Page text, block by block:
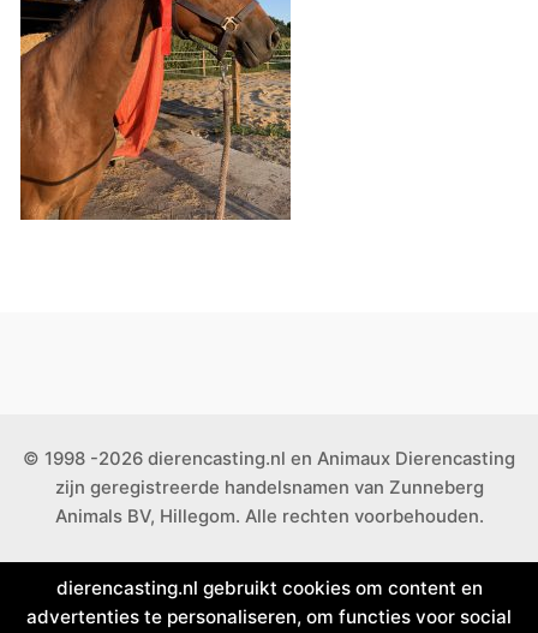
© 1998 -2026 dierencasting.nl en Animaux Dierencasting
zijn geregistreerde handelsnamen van Zunneberg
Animals BV, Hillegom. Alle rechten voorbehouden.
dierencasting.nl gebruikt cookies om content en
advertenties te personaliseren, om functies voor social